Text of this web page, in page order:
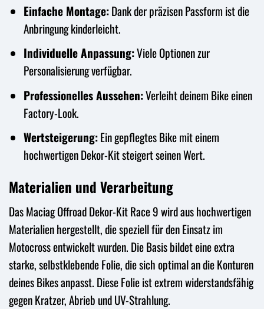
Einfache Montage:Dank der präzisen Passform ist die
Anbringung kinderleicht.
Individuelle Anpassung:Viele Optionen zur
Personalisierung verfügbar.
Professionelles Aussehen:Verleiht deinem Bike einen
Factory-Look.
Wertsteigerung:Ein gepflegtes Bike mit einem
hochwertigen Dekor-Kit steigert seinen Wert.
Materialien und Verarbeitung
Das Maciag Offroad Dekor-Kit Race 9 wird aus hochwertigen
Materialien hergestellt, die speziell für den Einsatz im
Motocross entwickelt wurden. Die Basis bildet eine extra
starke, selbstklebende Folie, die sich optimal an die Konturen
deines Bikes anpasst. Diese Folie ist extrem widerstandsfähig
gegen Kratzer, Abrieb und UV-Strahlung.